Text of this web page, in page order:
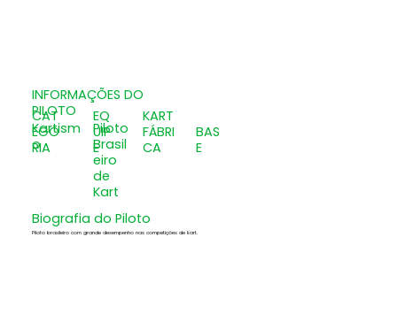
INFORMAÇÕES DO
PILOTO
CAT
EGO
RIA
Kartism
o
EQ
UIP
E
Piloto
Brasil
eiro
de
Kart
KART
FÁBRI
CA
BAS
E
Biografia do Piloto
Piloto brasileiro com grande desempenho nas competições de kart.